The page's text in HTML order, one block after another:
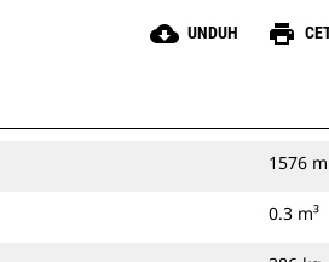
cloud_download UNDUH print
1576
0.3 m³